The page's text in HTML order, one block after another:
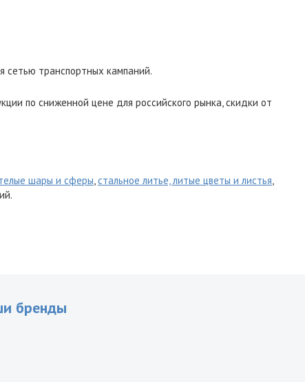
сетью транспортных кампаний.
по сниженной цене для российского рынка, скидки от
шары и сферы,стальное литье, литые цветы и листья,
бренды